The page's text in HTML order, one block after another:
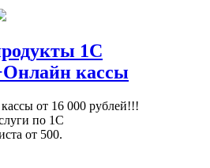
1С
кассы
от 16 000 рублей!!!
по 1С
от 500.